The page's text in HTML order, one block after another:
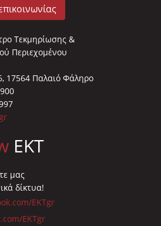
Τεκμηρίωσης &
Περιεχομένου
17564 Παλαιό Φάληρο
EKT
μας
δίκτυα!
EKTgr
EKTgr